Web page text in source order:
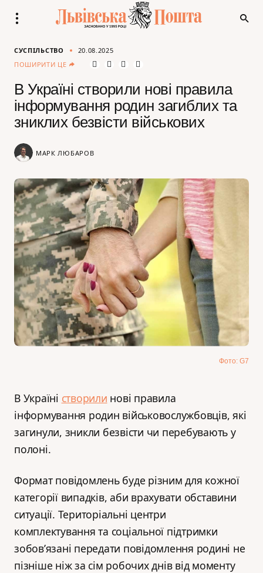
СУСПІЛЬСТВО
20.08.2025
ПОШИРИТИ ЦЕ
В Україні створили нові правила
інформування родин загиблих та
зниклих безвісти військових
МАРК ЛЮБАРОВ
Фото: G7
В Україні створили нові правила
інформування родин військовослужбовців, які
загинули, зникли безвісти чи перебувають у
полоні.
Формат повідомлень буде різним для кожної
категорії випадків, аби врахувати обставини
ситуації. Територіальні центри
комплектування та соціальної підтримки
зобов’язані передати повідомлення родині не
пізніше ніж за сім робочих днів від моменту